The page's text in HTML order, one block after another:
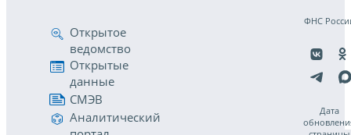
Открытое
ведомство
Открытые
данные
СМЭВ
Аналитический
ФНС
Дата